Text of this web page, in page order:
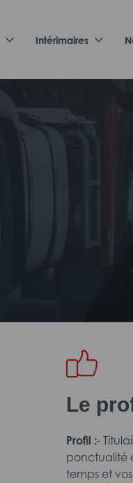
Intérimaires
Le
Profil :-
ponctualité
temps et